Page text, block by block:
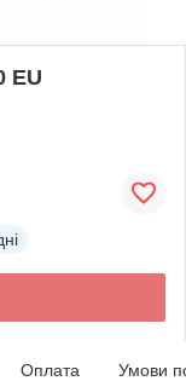
EU
Оплата Умови